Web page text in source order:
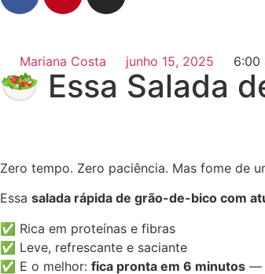
Mariana Costa junho 15, 2025 6:00
🥗 Essa Salada
Zero tempo. Zero paciência. Mas fome de
Essa salada rápida de grão-de-bico com
✅ Rica em proteínas e fibras
✅ Leve, refrescante e saciante
✅ E o melhor: fica pronta em 6 minutos —